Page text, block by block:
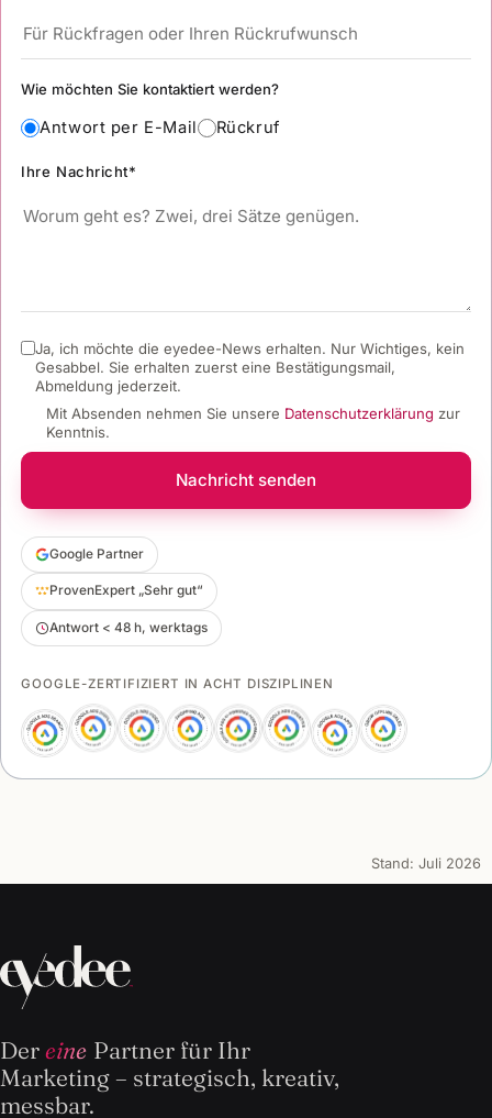
Wie möchten Sie kontaktiert werden?
Antwort per E-Mail Rückruf
Ihre Nachricht*
Ja, ich möchte die eyedee-News erhalten. Nur Wichtiges, kein
Gesabbel. Sie erhalten zuerst eine Bestätigungsmail,
Abmeldung jederzeit.
Mit Absenden nehmen Sie unsere Datenschutzerklärung zur
Kenntnis.
Nachricht senden
Google Partner
ProvenExpert „Sehr gut“
Antwort < 48 h, werktags
GOOGLE-ZERTIFIZIERT IN ACHT DISZIPLINEN
Stand: Juli 2026
Dereine Partner für Ihr
Marketing – strategisch, kreativ,
messbar.